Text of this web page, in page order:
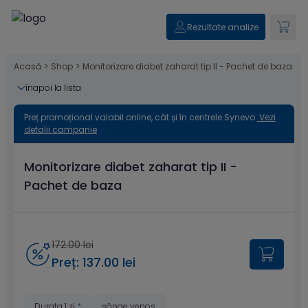
Rezultate analize
Acasă > Shop > Monitorizare diabet zaharat tip II - Pachet de baza
înapoi la lista
Preț promoțional valabil online, cât și în centrele Synevo. Vezi
detalii campanie
Monitorizare diabet zaharat tip II -
Pachet de baza
172.00 lei
Preț: 137.00 lei